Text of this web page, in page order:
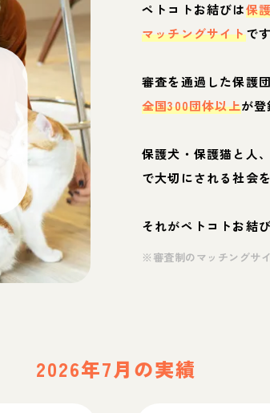
ペトコトお結びは保
マッチングサイトです
審査を通過した保護
全国300団体以上が登
保護犬・保護猫と人
で大切にされる社会
それがペトコトお結
※審査制のマッチングサ
2026年7月の実績